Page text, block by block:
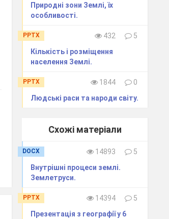
Природні зони Землі, їх
особливості.
PPTX 432
5
Кількість і розміщення
населення Землі.
PPTX 1844
0
Людські раси та народи світу.
Схожі матеріали
DOCX 14893
5
Внутрішні процеси землі.
Землетруси.
PPTX 14394
5
Презентація з географії у 6